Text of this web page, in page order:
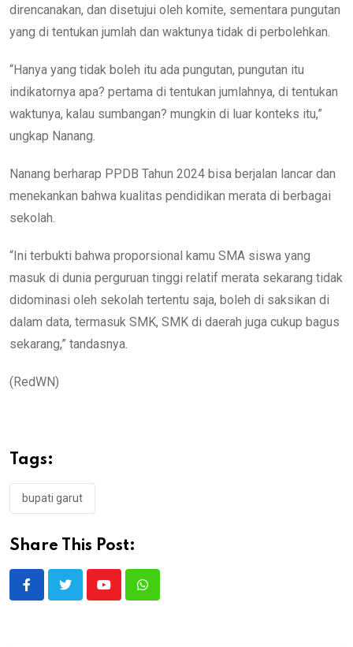
direncanakan, dan disetujui oleh komite, sementara pungutan
yang di tentukan jumlah dan waktunya tidak di perbolehkan.
“Hanya yang tidak boleh itu ada pungutan, pungutan itu
indikatornya apa? pertama di tentukan jumlahnya, di tentukan
waktunya, kalau sumbangan? mungkin di luar konteks itu,”
ungkap Nanang.
Nanang berharap PPDB Tahun 2024 bisa berjalan lancar dan
menekankan bahwa kualitas pendidikan merata di berbagai
sekolah.
“Ini terbukti bahwa proporsional kamu SMA siswa yang
masuk di dunia perguruan tinggi relatif merata sekarang tidak
didominasi oleh sekolah tertentu saja, boleh di saksikan di
dalam data, termasuk SMK, SMK di daerah juga cukup bagus
sekarang,” tandasnya.
(RedWN)
Tags:
bupati garut
Share This Post:
YoutubeWhatsapp